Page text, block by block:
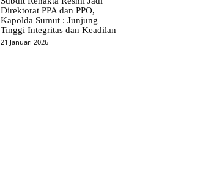
Direktorat PPA dan PPO,
Kapolda Sumut : Junjung
Tinggi Integritas dan Keadilan
21 Januari 2026